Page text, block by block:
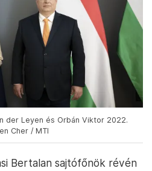
der Leyen és Orbán Viktor 2022.
Cher / MTI
Bertalan sajtófőnök révén